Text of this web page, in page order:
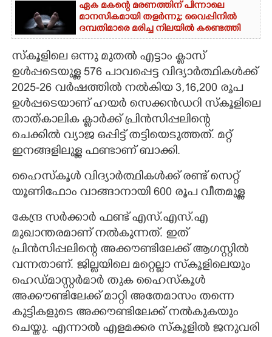
LITERATURE
ZOOM
CONTACT US
ഏക മകന്റെ മരണത്തിന് പിന്നാലെ
മാനസികമായി തളർന്നു; വൈപ്പിനിൽ
ദമ്പതിമാരെ മരിച്ച നിലയിൽ കണ്ടെത്തി
സ്കൂളിലെ ഒന്നു മുതൽ എട്ടാം ക്ളാസ്
ഉൾപ്പടെയുള്ള 576 പാവപ്പെട്ട വിദ്യാർത്ഥികൾക്ക്
2025-26 വർഷത്തിൽ നൽകിയ 3,16,200 രൂപ
ഉൾപ്പടെയാണ് ഹയർ സെക്കൻഡറി സ്കൂളിലെ
താത്കാലിക ക്ളാർക്ക് പ്രിൻസിപ്പലിന്റെ
ചെക്കിൽ വ്യാജ ഒപ്പിട്ട് തട്ടിയെടുത്തത്. മറ്റ്
ഇനങ്ങളിലുള്ള ഫണ്ടാണ് ബാക്കി.
ഹൈസ്കൂൾ വിദ്യാർത്ഥികൾക്ക് രണ്ട് സെറ്റ്
യൂണിഫോം വാങ്ങാനായി 600 രൂപ വീതമുള്ള
കേന്ദ്ര സർക്കാർ ഫണ്ട് എസ്.എസ്.എ
മുഖാന്തരമാണ് നൽകുന്നത്. ഇത്
പ്രിൻസിപ്പലിന്റെ അക്കൗണ്ടിലേക്ക് ആഗസ്റ്റിൽ
വന്നതാണ്. ജില്ലയിലെ മറ്റെല്ലാ സ്കൂളിലെയും
ഹെഡ്മാസ്റ്റർമാർ തുക ഹൈസ്കൂൾ
അക്കൗണ്ടിലേക്ക് മാറ്റി അതേമാസം തന്നെ
കുട്ടികളുടെ അക്കൗണ്ടിലേക്ക് നൽകുകയും
ചെയ്തു. എന്നാൽ എളമക്കര സ്കൂളിൽ ജനുവരി